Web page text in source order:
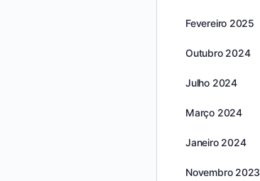
Fevereiro 2025
Outubro 2024
Julho 2024
Março 2024
Janeiro 2024
Novembro 2023